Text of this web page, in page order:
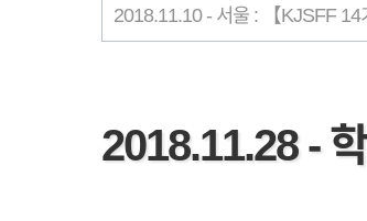
2018.11.10 - 서울 : 【KJSFF 14
2018.11.28 -